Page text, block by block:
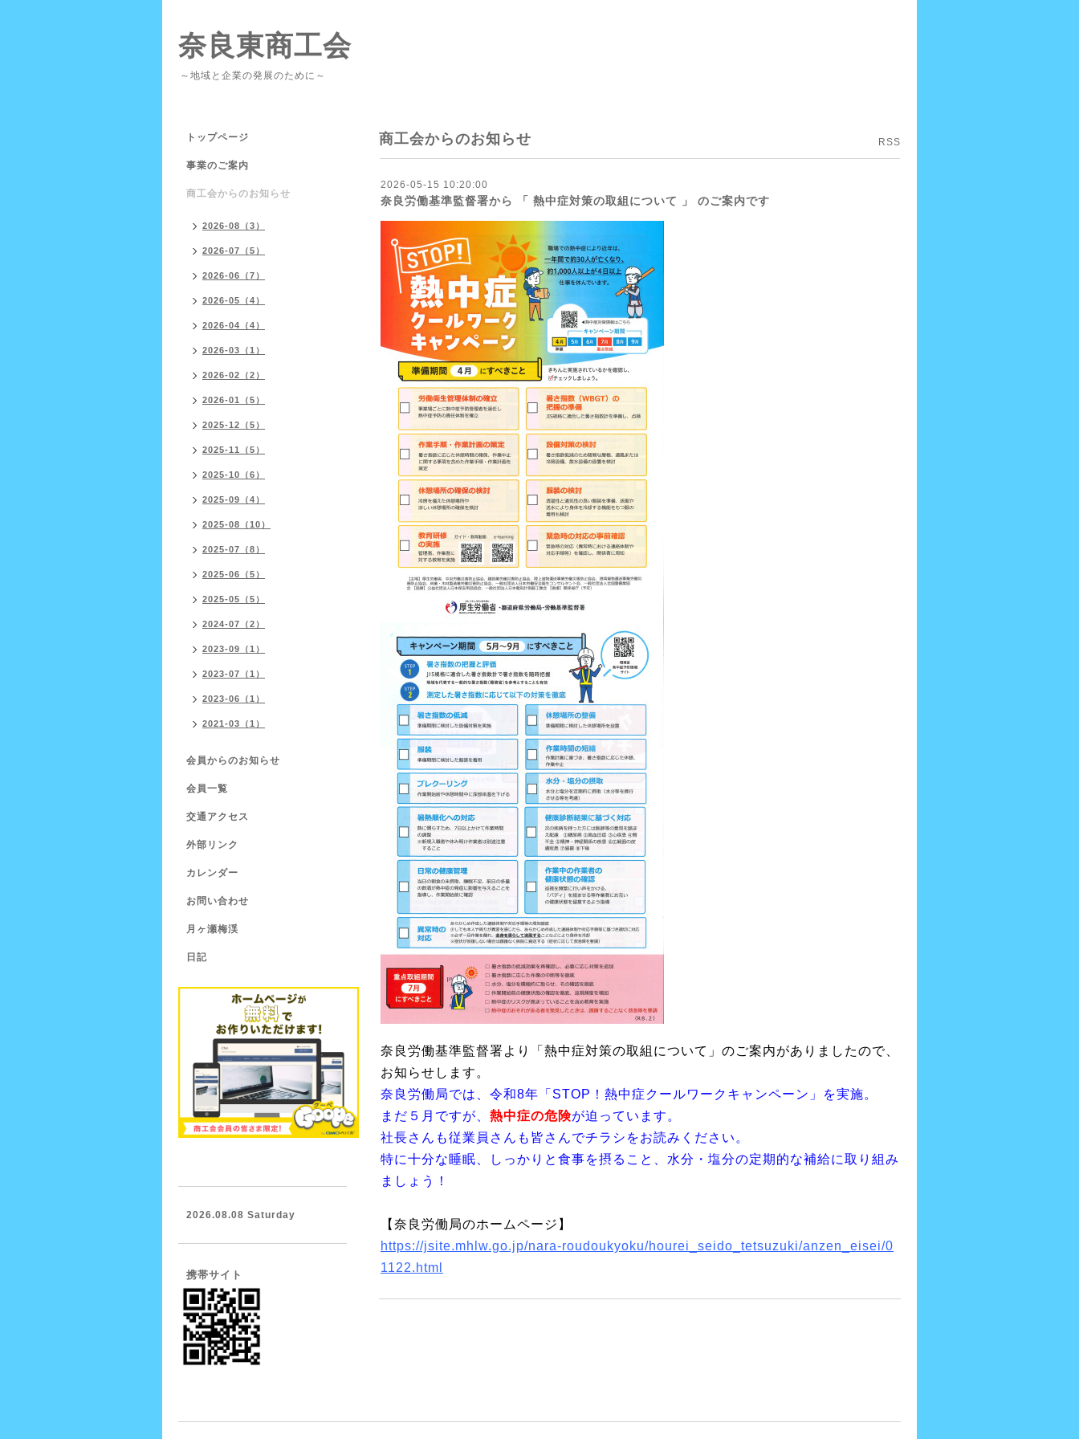
奈良東商工会
～地域と企業の発展のために～
商工会からのお知らせ RSS
2026-05-15 10:20:00
奈良労働基準監督署から 「 熱中症対策の取組について 」 のご案内です
奈良労働基準監督署より「熱中症対策の取組について」のご案内がありましたので、
お知らせします。
奈良労働局では、令和8年「STOP！熱中症クールワークキャンペーン」を実施。
まだ５月ですが、 熱中症の危険が迫っています。
社長さんも従業員さんも皆さんでチラシをお読みください。
特に十分な睡眠、しっかりと食事を摂ること、水分・塩分の定期的な補給に取り組み
ましょう！
【奈良労働局のホームページ】
https://jsite.mhlw.go.jp/nara-roudoukyoku/hourei_seido_tetsuzuki/anzen_eisei/0
1122.html
トップページ
事業のご案内
商工会からのお知らせ
2026-08（3）
2026-07（5）
2026-06（7）
2026-05（4）
2026-04（4）
2026-03（1）
2026-02（2）
2026-01（5）
2025-12（5）
2025-11（5）
2025-10（6）
2025-09（4）
2025-08（10）
2025-07（8）
2025-06（5）
2025-05（5）
2024-07（2）
2023-09（1）
2023-07（1）
2023-06（1）
2021-03（1）
会員からのお知らせ
会員一覧
交通アクセス
外部リンク
カレンダー
お問い合わせ
月ヶ瀬梅渓
日記
2026.08.08 Saturday
携帯サイト